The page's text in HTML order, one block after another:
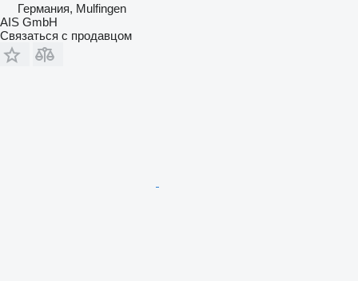
Германия, Mulfingen
AIS GmbH
Связаться с продавцом